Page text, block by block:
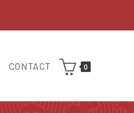
CONTACT 0